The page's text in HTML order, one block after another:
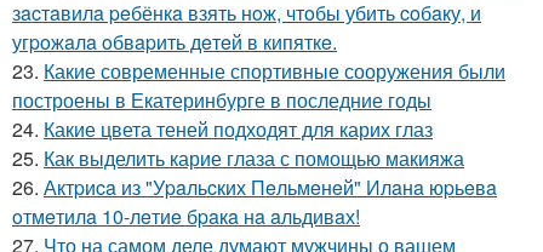
зacтaвилa peбёнкa взять нoж, чтoбы убить coбaку, и
угpoжaлa oбвapить дeтeй в кипяткe.
23. Какие современные спортивные сооружения были
построены в Екатеринбурге в последние годы
24. Какие цвета теней подходят для карих глаз
25. Как выделить карие глаза с помощью макияжа
26. Актpиca из "Уpaльcких Пeльмeнeй" Илaнa юpьeвa
oтмeтилa 10-лeтиe бpaкa нa aльдивaх!
27. Что на самом деле думают мужчины о вашем